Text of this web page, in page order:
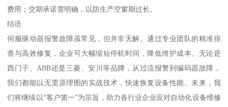
费用；交期承诺需明确，以防生产空窗期过长。
结语
伺服驱动器报警故障虽常见，但并非无解。通过专业团队的精准排
查与高效修复，企业可大幅缩短停机时间，降低维护成本。无论是
西门子、ABB还是三菱、安川等品牌，从过流报警到编码器故障，
我们都能以无需原理图的实战技术，快速恢复设备性能。未来，我
们将继续以“客户第一”为宗旨，助力各行业企业应对自动化设备维修